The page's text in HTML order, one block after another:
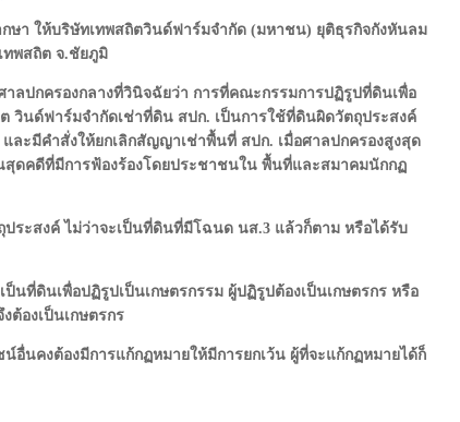
กษา ให้บริษัทเทพสถิตวินด์ฟาร์มจำกัด (มหาชน) ยุติธุรกิจกังหันลม
ทพสถิต จ.ชัยภูมิ
ลปกครองกลางที่วินิจฉัยว่า การที่คณะกรรมการปฏิรูปที่ดินเพื่อ
วินด์ฟาร์มจำกัดเช่าที่ดิน สปก. เป็นการใช้ที่ดินผิดวัตถุประสงค์
ละมีคำสั่งให้ยกเลิกสัญญาเช่าพื้นที่ สปก. เมื่อศาลปกครองสูงสุด
ดคดีที่มีการฟ้องร้องโดยประชาชนใน พื้นที่และสมาคมนักกฏ
ระสงค์ ไม่ว่าจะเป็นที่ดินที่มีโฉนด นส.3 แล้วก็ตาม หรือได้รับ
นที่ดินเพื่อปฏิรูปเป็นเกษตรกรรม ผู้ปฏิรูปต้องเป็นเกษตรกร หรือ
ต้องเป็นเกษตรกร
อื่นคงต้องมีการแก้กฏหมายให้มีการยกเว้น ผู้ที่จะแก้กฏหมายได้ก็